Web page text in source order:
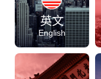
線上體驗
英文
English